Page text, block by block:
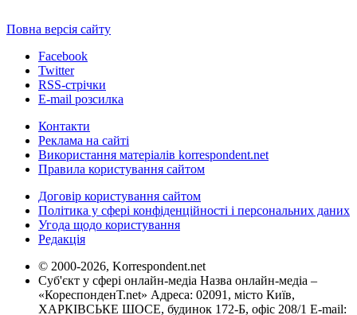
Повна версія сайту
Facebook
Twitter
RSS-стрічки
E-mail розсилка
Контакти
Реклама на сайті
Використання матеріалів korrespondent.net
Правила користування сайтом
Договір користування сайтом
Політика у сфері конфіденційності і персональних даних
Угода щодо користування
Редакція
© 2000-2026, Korrespondent.net
Суб'єкт у сфері онлайн-медіа Назва онлайн-медіа –
«КореспонденТ.net» Адреса: 02091, місто Київ,
ХАРКІВСЬКЕ ШОСЕ, будинок 172-Б, офіс 208/1 E-mail: